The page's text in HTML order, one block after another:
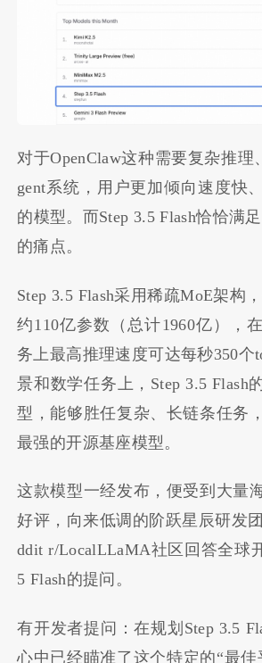
对于OpenClaw这种需要复杂推
gent系统，用户更加倾向速度快
的模型。而Step 3.5 Flash恰恰满
的痛点。
Step 3.5 Flash采用稀疏MoE架构
约110亿参数（总计1960亿），
务上最高推理速度可达每秒350个
景和数学任务上，Step 3.5 Flash
型，能够胜任复杂、长链条任务
最强的开源基座模型。
这款模型一经发布，便受到大量
好评，向来低调的阶跃星辰研发
ddit r/LocalLLaMA社区回答全球
5 Flash的提问。
有开发者提问：在规划Step 3.5
心中已经瞄准了这个特定的“最佳